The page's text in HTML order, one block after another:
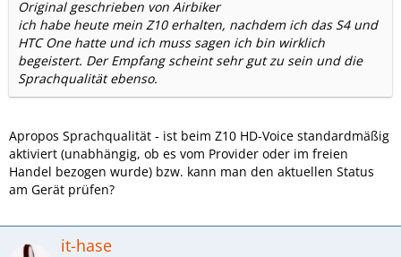
Original geschrieben von Airbiker
ich habe heute mein Z10 erhalten, nachdem ich das S4 und
HTC One hatte und ich muss sagen ich bin wirklich
begeistert. Der Empfang scheint sehr gut zu sein und die
Sprachqualität ebenso.
Apropos Sprachqualität - ist beim Z10 HD-Voice standardmäßig
aktiviert (unabhängig, ob es vom Provider oder im freien
Handel bezogen wurde) bzw. kann man den aktuellen Status
am Gerät prüfen?
it-hase